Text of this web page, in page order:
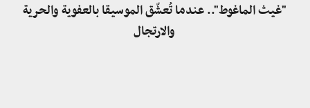
"غيث الماغوط".. عندما تُعشّق الموسيقا بالعفوية والحرية
والارتجال